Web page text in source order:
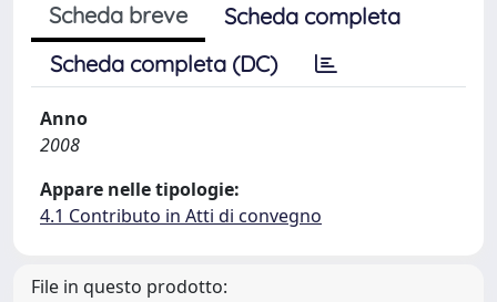
Scheda breve
Scheda completa
Scheda completa (DC)
Anno
2008
Appare nelle tipologie:
4.1 Contributo in Atti di convegno
File in questo prodotto: